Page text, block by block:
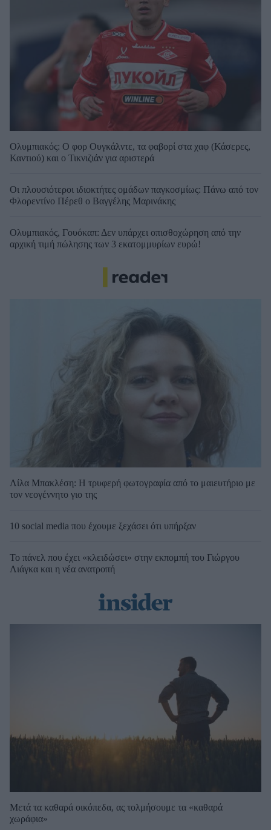
Ολυμπιακός: Ο φορ Ουγκάλντε, τα φαβορί στα χαφ (Κάσερες,
Καντιού) και ο Τικνιζιάν για αριστερά
Οι πλουσιότεροι ιδιοκτήτες ομάδων παγκοσμίως: Πάνω από τον
Φλορεντίνο Πέρεθ ο Βαγγέλης Μαρινάκης
Ολυμπιακός, Γουόκαπ: Δεν υπάρχει οπισθοχώρηση από την
αρχική τιμή πώλησης των 3 εκατομμυρίων ευρώ!
Λίλα Μπακλέση: Η τρυφερή φωτογραφία από το μαιευτήριο με
τον νεογέννητο γιο της
10 social media που έχουμε ξεχάσει ότι υπήρξαν
Το πάνελ που έχει «κλειδώσει» στην εκπομπή του Γιώργου
Λιάγκα και η νέα ανατροπή
Μετά τα καθαρά οικόπεδα, ας τολμήσουμε τα «καθαρά
χωράφια»